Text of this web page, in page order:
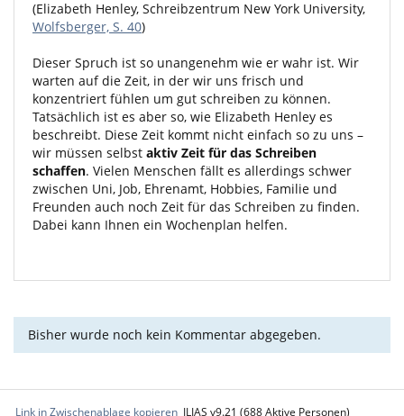
(Elizabeth Henley, Schreibzentrum New York University,
Wolfsberger, S. 40)
Dieser Spruch ist so unangenehm wie er wahr ist. Wir
warten auf die Zeit, in der wir uns frisch und
konzentriert fühlen um gut schreiben zu können.
Tatsächlich ist es aber so, wie Elizabeth Henley es
beschreibt. Diese Zeit kommt nicht einfach so zu uns –
wir müssen selbst aktiv Zeit für das Schreiben
schaffen. Vielen Menschen fällt es allerdings schwer
zwischen Uni, Job, Ehrenamt, Hobbies, Familie und
Freunden auch noch Zeit für das Schreiben zu finden.
Dabei kann Ihnen ein Wochenplan helfen.
Bisher wurde noch kein Kommentar abgegeben.
Link in Zwischenablage kopieren ILIAS v9.21 (688 Aktive Personen)